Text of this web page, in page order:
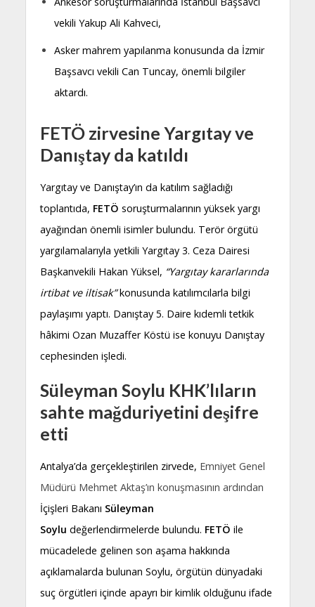
vekili Yakup Ali Kahveci,
Asker mahrem yapılanma konusunda da İzmir
Başsavcı vekili Can Tuncay, önemli bilgiler
aktardı.
FETÖ zirvesine Yargıtay ve
Danıştay da katıldı
Yargıtay ve Danıştay’ın da katılım sağladığı
toplantıda, FETÖ soruşturmalarının yüksek yargı
ayağından önemli isimler bulundu. Terör örgütü
yargılamalarıyla yetkili Yargıtay 3. Ceza Dairesi
Başkanvekili Hakan Yüksel, “Yargıtay kararlarında
irtibat ve iltisak”konusunda katılımcılarla bilgi
paylaşımı yaptı. Danıştay 5. Daire kıdemli tetkik
hâkimi Ozan Muzaffer Köstü ise konuyu Danıştay
cephesinden işledi.
Süleyman Soylu KHK’lıların
sahte mağduriyetini deşifre
etti
Antalya’da gerçekleştirilen zirvede, Emniyet Genel
Müdürü Mehmet Aktaş’ın konuşmasının ardından
İçişleri Bakanı Süleyman
Soylu değerlendirmelerde bulundu. FETÖ ile
mücadelede gelinen son aşama hakkında
açıklamalarda bulunan Soylu, örgütün dünyadaki
suç örgütleri içinde apayrı bir kimlik olduğunu ifade